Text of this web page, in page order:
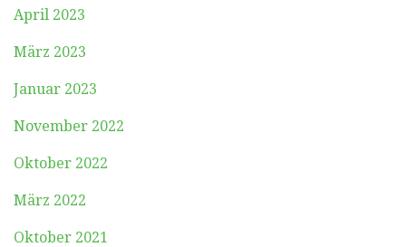
April 2023
März 2023
Januar 2023
November 2022
Oktober 2022
März 2022
Oktober 2021